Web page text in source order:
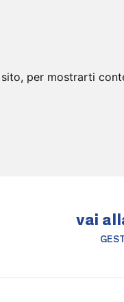
per mostrarti
vai